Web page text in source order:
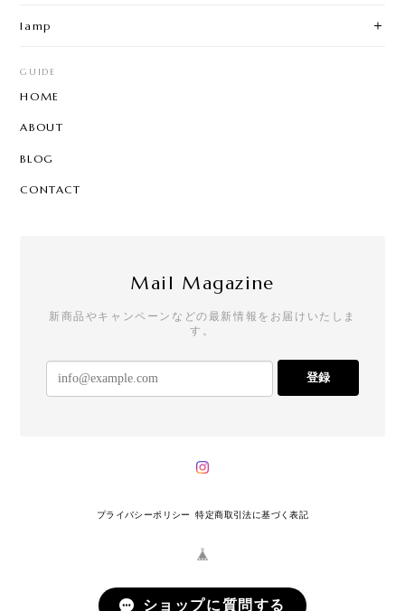
lamp
GUIDE
HOME
ABOUT
BLOG
CONTACT
Mail Magazine
新商品やキャンペーンなどの最新情報をお届けいたしま
す。
登録
プライバシーポリシー 特定商取引法に基づく表記
ショップに質問する